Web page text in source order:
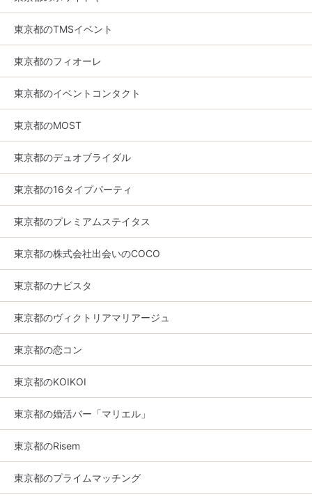
東京都のTMSイベント
東京都のフィオーレ
東京都のイベントコンタクト
東京都のMOST
東京都のデュオブライダル
東京都の16タイプパーティ
東京都のプレミアムステイタス
東京都の株式会社出会いのCOCO
東京都のナビスタ
東京都のヴィクトリアマリアージュ
東京都の恋コン
東京都のKOIKOI
東京都の婚活バー「マリエル」
東京都のRisem
東京都のプライムマッチング